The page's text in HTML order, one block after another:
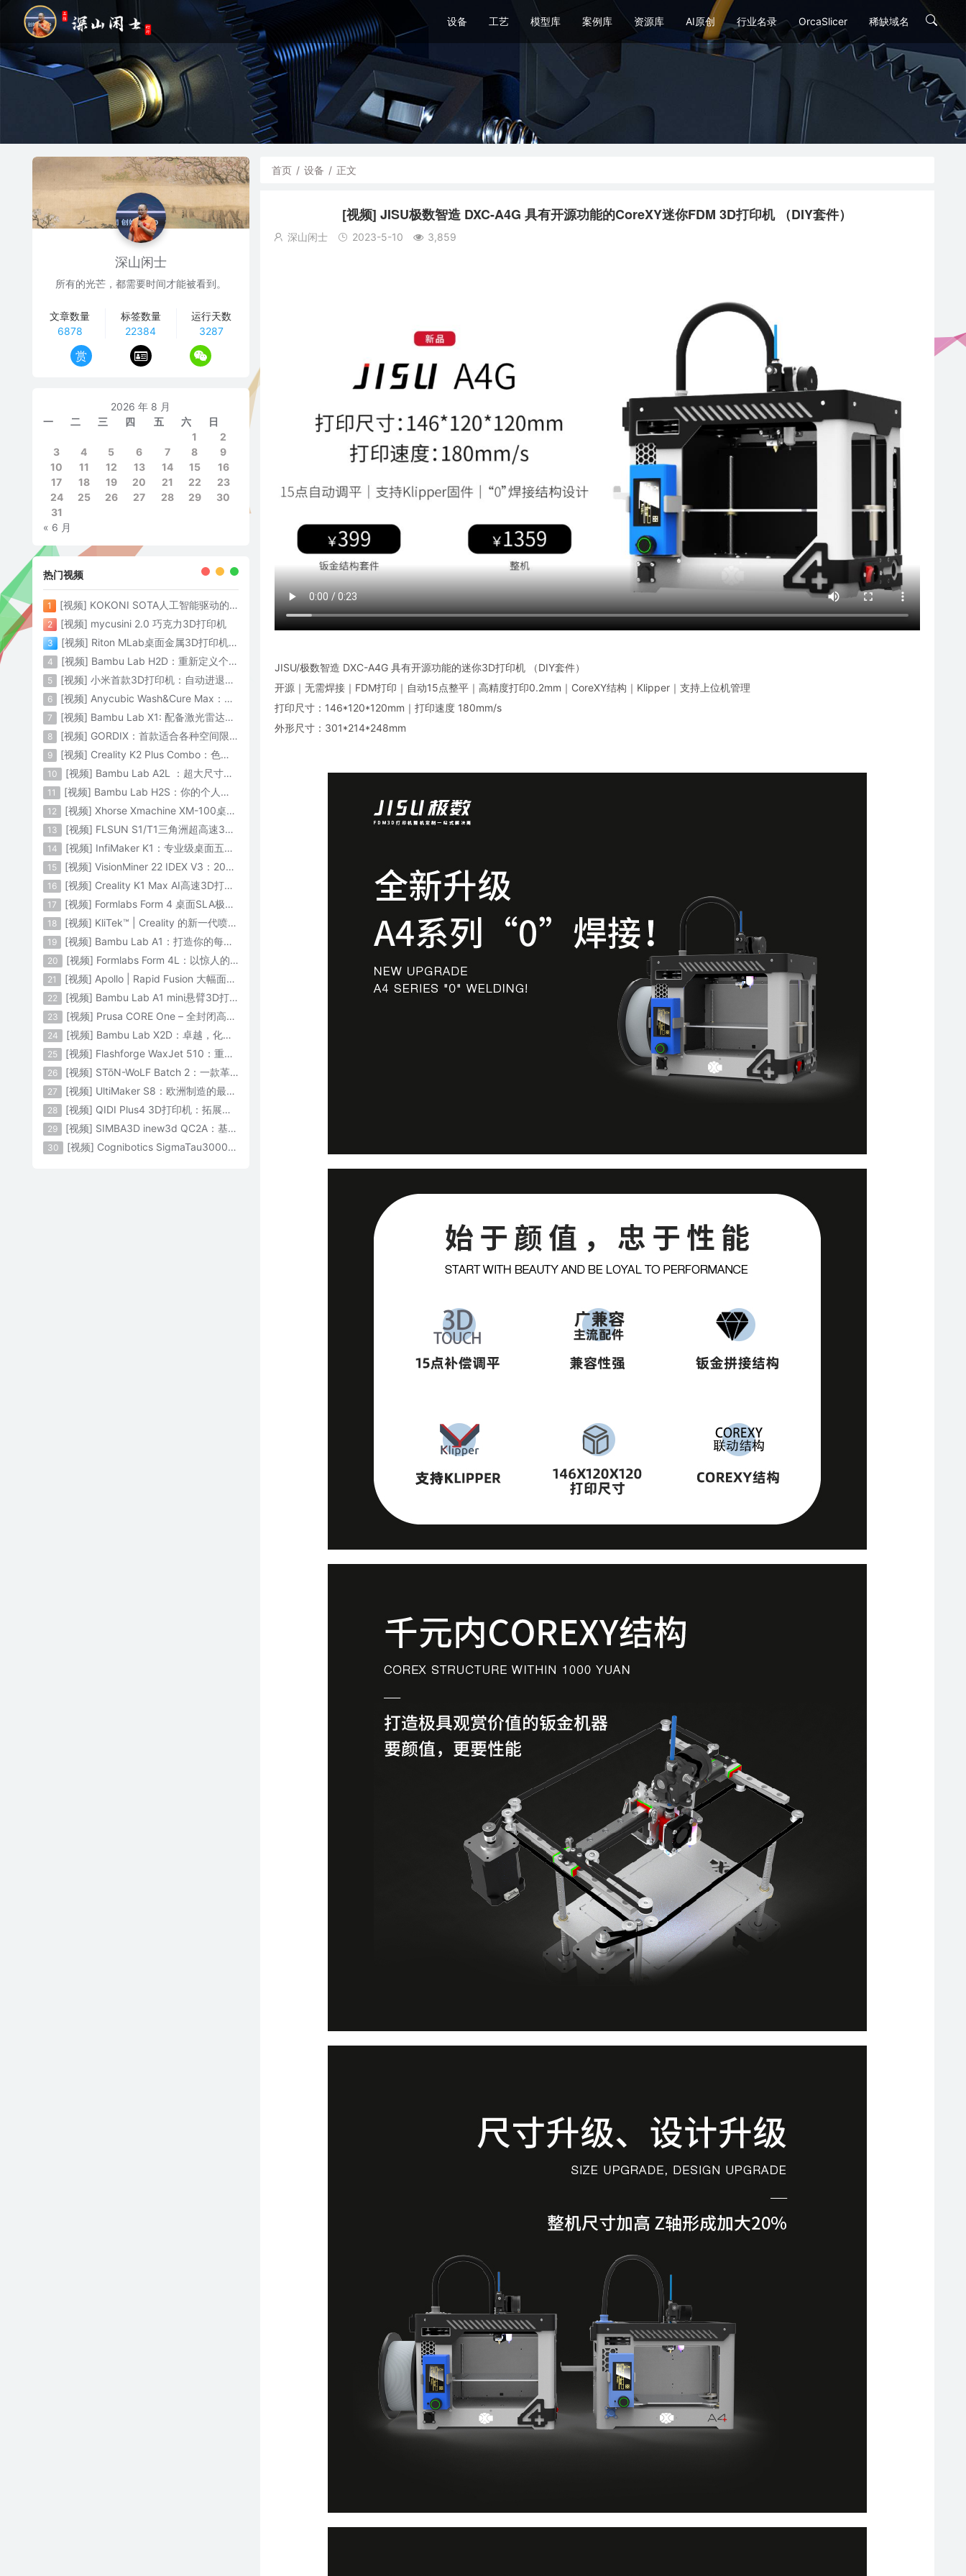
设备 工艺 模型库 案例库 资源库 AI原创 行业名录 OrcaSlicer 稀缺域名
首页 / 设备 / 正文
[视频] JISU极数智造 DXC-A4G 具有开源功能的CoreXY迷你FDM 3D打印机 （DIY套件）
深山闲士 2023-5-10 3,859
JISU/极数智造 DXC-A4G 具有开源功能的迷你3D打印机 （DIY套件）
开源｜无需焊接｜FDM打印｜自动15点整平｜高精度打印0.2mm｜CoreXY结构｜Klipper｜支持上位机管理
打印尺寸：146*120*120mm｜打印速度 180mm/s
外形尺寸：301*214*248mm
深山闲士
所有的光芒，都需要时间才能被看到。
文章数量
6878
标签数量
22384
运行天数
3287
赏
2026 年 8 月
一
二 三 四 五 六
日
1
2
3
4 5 6 7 8
9
10
11 12 13 14 15
16
17
18 19 20 21 22
23
24
25 26 27 28 29
30
31
« 6 月
热门视频
1 [视频] KOKONI SOTA人工智能驱动的3D打印革命 倒立打印600mm/s
2 [视频] mycusini 2.0 巧克力3D打印机
3 [视频] Riton MLab桌面金属3D打印机：体积小性能强大
4 [视频] Bambu Lab H2D：重新定义个人智造
5 [视频] 小米首款3D打印机：自动进退料、AI云切片、人脸拍照建模 3D玩家兴趣首选
6 [视频] Anycubic Wash&Cure Max：清洗+后固化二合一设备
7 [视频] Bambu Lab X1: 配备激光雷达和人工智能的CoreXY彩色3D打印机
8 [视频] GORDIX：首款适合各种空间限制的3合1便携式数控机床
9 [视频] Creality K2 Plus Combo：色彩与尺寸的史诗级飞跃
10 [视频] Bambu Lab A2L ：超大尺寸家用打印机 告别拆件 轻松一体成型
11 [视频] Bambu Lab H2S：你的个人智造中心
12 [视频] Xhorse Xmachine XM-100桌面级五轴CNC机床：卓越的精度和效率
13 [视频] FLSUN S1/T1三角洲超高速3D打印机 打印速度1200mm/s
14 [视频] InfiMaker K1：专业级桌面五轴数控机床
15 [视频] VisionMiner 22 IDEX V3：2024年最佳工程材料3D打印机
16 [视频] Creality K1 Max AI高速3D打印机：600mm/s打印速度 史诗般的飞跃
17 [视频] Formlabs Form 4 桌面SLA极速3D打印机 工业级打印质量
18 [视频] KliTek™ | Creality 的新一代喷嘴更换系统
19 [视频] Bambu Lab A1：打造你的每一份热爱
20 [视频] Formlabs Form 4L：以惊人的速度获得工业级部件
21 [视频] Apollo | Rapid Fusion 大幅面颗粒3D打印系统
22 [视频] Bambu Lab A1 mini悬臂3D打印机：让多色打印成为标配
23 [视频] Prusa CORE One – 全封闭高速CoreXY 3D打印机配备主动腔体温度控制
24 [视频] Bambu Lab X2D：卓越，化繁为简！
25 [视频] Flashforge WaxJet 510：重新定义精度 专为K金珠宝铸造而生
26 [视频] STōN-WoLF Batch 2：一款革命性的“飞行龙门架”3D打印机
27 [视频] UltiMaker S8：欧洲制造的最快的桌面双材料专业3D打印机
28 [视频] QIDI Plus4 3D打印机：拓展您的想象力
29 [视频] SIMBA3D inew3d QC2A：基于AI建模的桌面全彩色3D打印机
30 [视频] Cognibotics SigmaTau3000 轻型机器人：智能制造的未来